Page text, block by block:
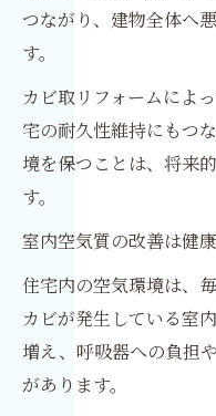
つながり、建物全体へ
す。
カビ取リフォームによ
宅の耐久性維持にもつ
境を保つことは、将来
す。
室内空気質の改善は健
住宅内の空気環境は、
カビが発生している室
増え、呼吸器への負担
があります。